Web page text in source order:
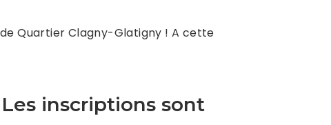
Quartier Clagny-Glatigny ! A cette
inscriptions sont